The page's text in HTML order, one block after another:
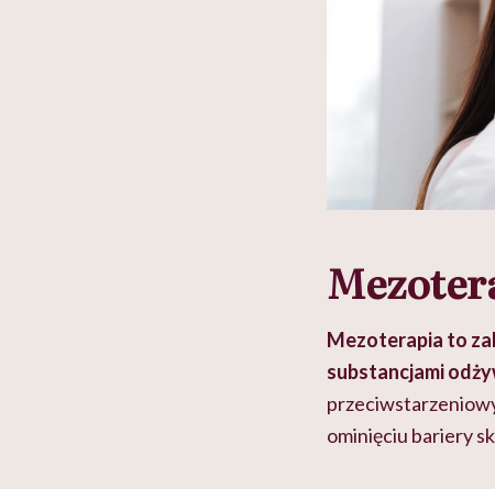
Mezoterapia to
substancjami
ominięciu bariery